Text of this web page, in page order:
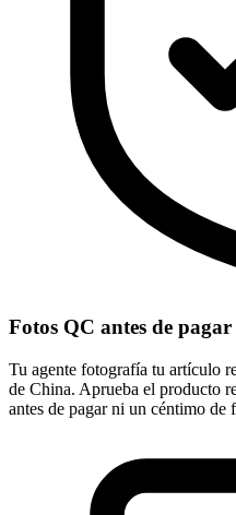
Fotos QC antes de pagar
Tu agente fotografía tu artículo
de China. Aprueba el
antes de pagar ni un céntimo de